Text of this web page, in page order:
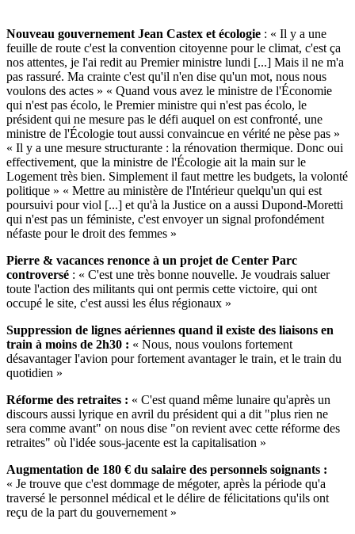
Nouveau gouvernement Jean Castex et écologie : « Il y a une
feuille de route c'est la convention citoyenne pour le climat, c'est ça
nos attentes, je l'ai redit au Premier ministre lundi [...] Mais il ne m'a
pas rassuré. Ma crainte c'est qu'il n'en dise qu'un mot, nous nous
voulons des actes » « Quand vous avez le ministre de l'Économie
qui n'est pas écolo, le Premier ministre qui n'est pas écolo, le
président qui ne mesure pas le défi auquel on est confronté, une
ministre de l'Écologie tout aussi convaincue en vérité ne pèse pas »
« Il y a une mesure structurante : la rénovation thermique. Donc oui
effectivement, que la ministre de l'Écologie ait la main sur le
Logement très bien. Simplement il faut mettre les budgets, la volonté
politique » « Mettre au ministère de l'Intérieur quelqu'un qui est
poursuivi pour viol [...] et qu'à la Justice on a aussi Dupond-Moretti
qui n'est pas un féministe, c'est envoyer un signal profondément
néfaste pour le droit des femmes »
Pierre & vacances renonce à un projet de Center Parc
controversé : « C'est une très bonne nouvelle. Je voudrais saluer
toute l'action des militants qui ont permis cette victoire, qui ont
occupé le site, c'est aussi les élus régionaux »
Suppression de lignes aériennes quand il existe des liaisons en
train à moins de 2h30 : « Nous, nous voulons fortement
désavantager l'avion pour fortement avantager le train, et le train du
quotidien »
Réforme des retraites : « C'est quand même lunaire qu'après un
discours aussi lyrique en avril du président qui a dit "plus rien ne
sera comme avant" on nous dise "on revient avec cette réforme des
retraites" où l'idée sous-jacente est la capitalisation »
Augmentation de 180 € du salaire des personnels soignants :
« Je trouve que c'est dommage de mégoter, après la période qu'a
traversé le personnel médical et le délire de félicitations qu'ils ont
reçu de la part du gouvernement »